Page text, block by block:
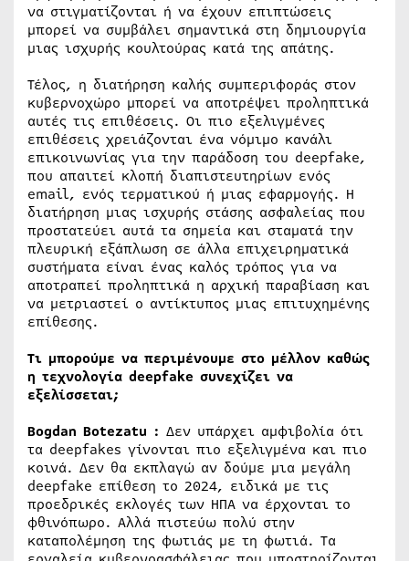
να στιγματίζονται ή να έχουν επιπτώσεις
μπορεί να συμβάλει σημαντικά στη δημιουργία
μιας ισχυρής κουλτούρας κατά της απάτης.
Τέλος, η διατήρηση καλής συμπεριφοράς στον
κυβερνοχώρο μπορεί να αποτρέψει προληπτικά
αυτές τις επιθέσεις. Οι πιο εξελιγμένες
επιθέσεις χρειάζονται ένα νόμιμο κανάλι
επικοινωνίας για την παράδοση του deepfake,
που απαιτεί κλοπή διαπιστευτηρίων ενός
email, ενός τερματικού ή μιας εφαρμογής. Η
διατήρηση μιας ισχυρής στάσης ασφαλείας που
προστατεύει αυτά τα σημεία και σταματά την
πλευρική εξάπλωση σε άλλα επιχειρηματικά
συστήματα είναι ένας καλός τρόπος για να
αποτραπεί προληπτικά η αρχική παραβίαση και
να μετριαστεί ο αντίκτυπος μιας επιτυχημένης
επίθεσης.
Τι μπορούμε να περιμένουμε στο μέλλον καθώς
η τεχνολογία deepfake συνεχίζει να
εξελίσσεται;
Bogdan Botezatu : Δεν υπάρχει αμφιβολία ότι
τα deepfakes γίνονται πιο εξελιγμένα και πιο
κοινά. Δεν θα εκπλαγώ αν δούμε μια μεγάλη
deepfake επίθεση το 2024, ειδικά με τις
προεδρικές εκλογές των ΗΠΑ να έρχονται το
φθινόπωρο. Αλλά πιστεύω πολύ στην
καταπολέμηση της φωτιάς με τη φωτιά. Τα